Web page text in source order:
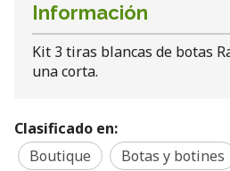
Información
Kit 3 tiras blancas de botas
una corta.
Clasificado en:
Boutique
Botas y botines